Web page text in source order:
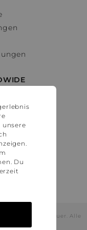
Mehrwertsteuer. Alle
unsere
Du